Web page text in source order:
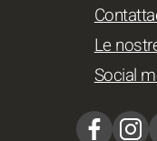
Le
Social